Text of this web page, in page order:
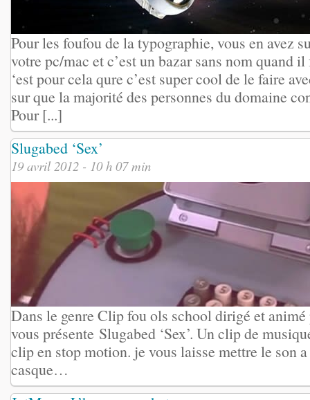
Pour les foufou de la typographie, vous en avez
votre pc/mac et c’est un bazar sans nom quand
‘est pour cela qure c’est super cool de le faire
sur que la majorité des personnes du domaine
Pour [...]
Slugabed ‘Sex’
19 avril 2012 - 10 h 07 min
Dans le genre Clip fou ols school dirigé et
vous présente Slugabed ‘Sex’. Un clip de
clip en stop motion. je vous laisse mettre le son
casque…